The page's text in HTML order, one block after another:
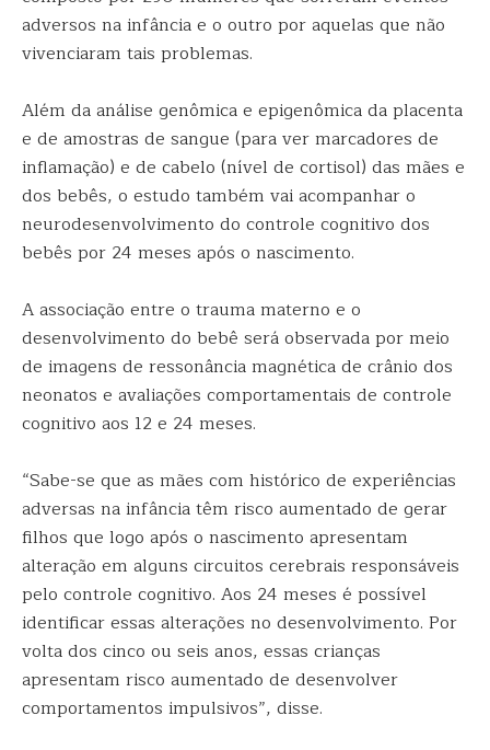
adversos na infância e o outro por aquelas que não
vivenciaram tais problemas.
Além da análise genômica e epigenômica da placenta
e de amostras de sangue (para ver marcadores de
inflamação) e de cabelo (nível de cortisol) das mães e
dos bebês, o estudo também vai acompanhar o
neurodesenvolvimento do controle cognitivo dos
bebês por 24 meses após o nascimento.
A associação entre o trauma materno e o
desenvolvimento do bebê será observada por meio
de imagens de ressonância magnética de crânio dos
neonatos e avaliações comportamentais de controle
cognitivo aos 12 e 24 meses.
“Sabe-se que as mães com histórico de experiências
adversas na infância têm risco aumentado de gerar
filhos que logo após o nascimento apresentam
alteração em alguns circuitos cerebrais responsáveis
pelo controle cognitivo. Aos 24 meses é possível
identificar essas alterações no desenvolvimento. Por
volta dos cinco ou seis anos, essas crianças
apresentam risco aumentado de desenvolver
comportamentos impulsivos”, disse.